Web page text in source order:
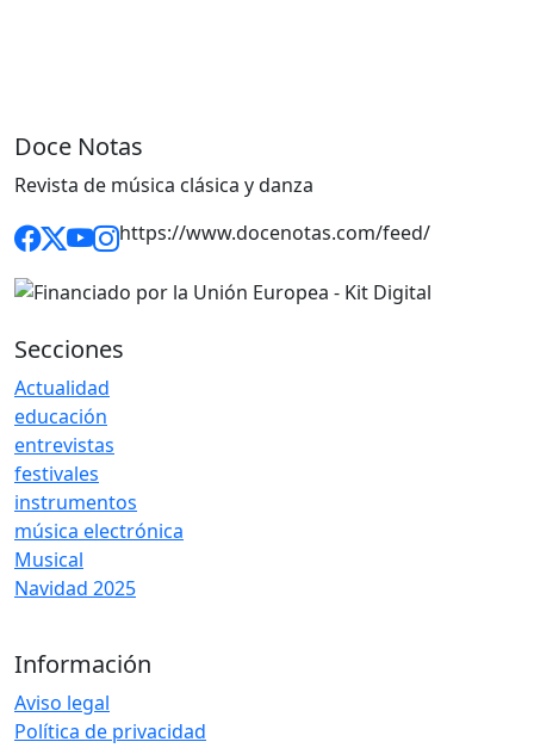
Doce Notas
Revista de música clásica y danza
https://www.docenotas.com/feed/
Secciones
Actualidad
educación
entrevistas
festivales
instrumentos
música electrónica
Musical
Navidad 2025
Información
Aviso legal
Política de privacidad